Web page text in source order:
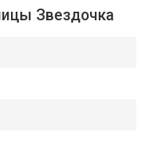
Звездочка